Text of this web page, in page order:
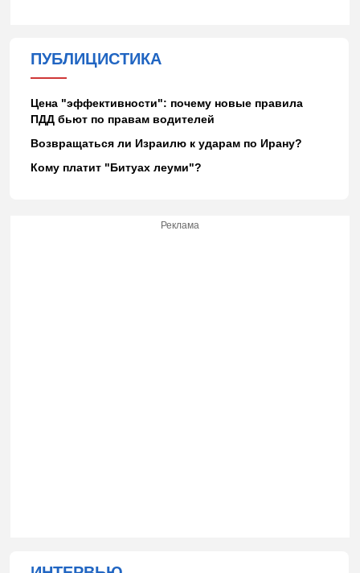
ПУБЛИЦИСТИКА
Цена "эффективности": почему новые правила
ПДД бьют по правам водителей
Возвращаться ли Израилю к ударам по Ирану?
Кому платит "Битуах леуми"?
Реклама